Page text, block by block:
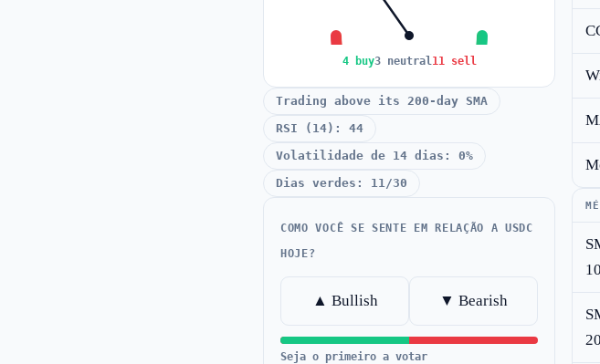
4 buy3 neutral11 sell
Trading above its 200-day SMA
RSI (14): 44
Volatilidade de 14 dias: 0%
Dias verdes: 11/30
COMO VOCÊ SE SENTE EM RELAÇÃO A USDC
HOJE?
▲ Bullish ▼ Bearish
Seja o primeiro a votar
10
20